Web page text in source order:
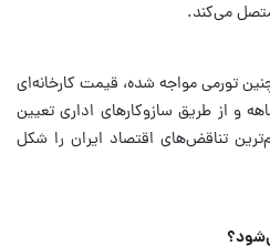
می‌کند.
تورمی مواجه شده، قیمت کارخانه‌ای
و از طریق سازوکارهای اداری تعیین
تناقض‌های اقتصاد ایران را شکل